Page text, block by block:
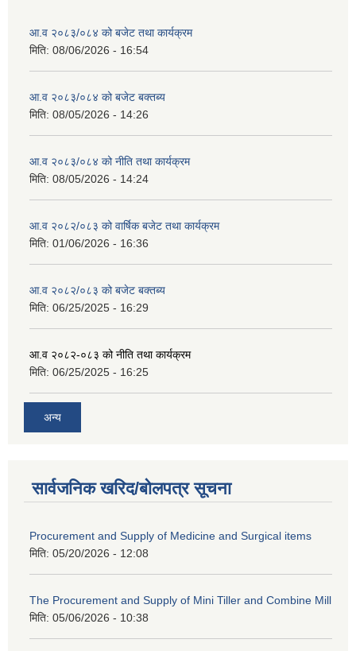
आ.व २०८३/०८४ को बजेट तथा कार्यक्रम
मिति: 08/06/2026 - 16:54
आ.व २०८३/०८४ को बजेट बक्तब्य
मिति: 08/05/2026 - 14:26
आ.व २०८३/०८४ को नीति तथा कार्यक्रम
मिति: 08/05/2026 - 14:24
आ.व २०८२/०८३ को वार्षिक बजेट तथा कार्यक्रम
मिति: 01/06/2026 - 16:36
आ.व २०८२/०८३ को बजेट बक्तब्य
मिति: 06/25/2025 - 16:29
आ.व २०८२-०८३ को नीति तथा कार्यक्रम
मिति: 06/25/2025 - 16:25
अन्य
सार्वजनिक खरिद/बोलपत्र सूचना
Procurement and Supply of Medicine and Surgical items
मिति: 05/20/2026 - 12:08
The Procurement and Supply of Mini Tiller and Combine Mill
मिति: 05/06/2026 - 10:38